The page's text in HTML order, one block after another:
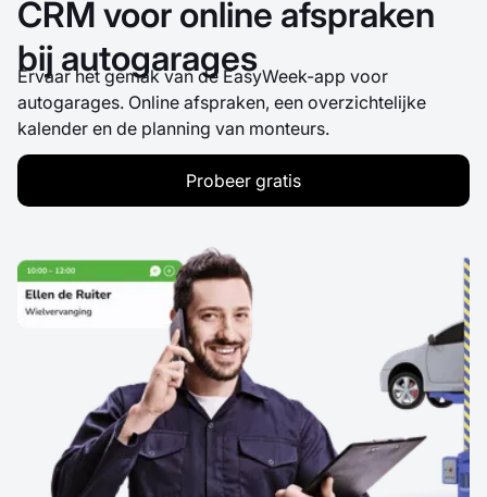
CRM voor online afspraken
bij autogarages
Ervaar het gemak van de EasyWeek-app voor
autogarages. Online afspraken, een overzichtelijke
kalender en de planning van monteurs.
Probeer gratis